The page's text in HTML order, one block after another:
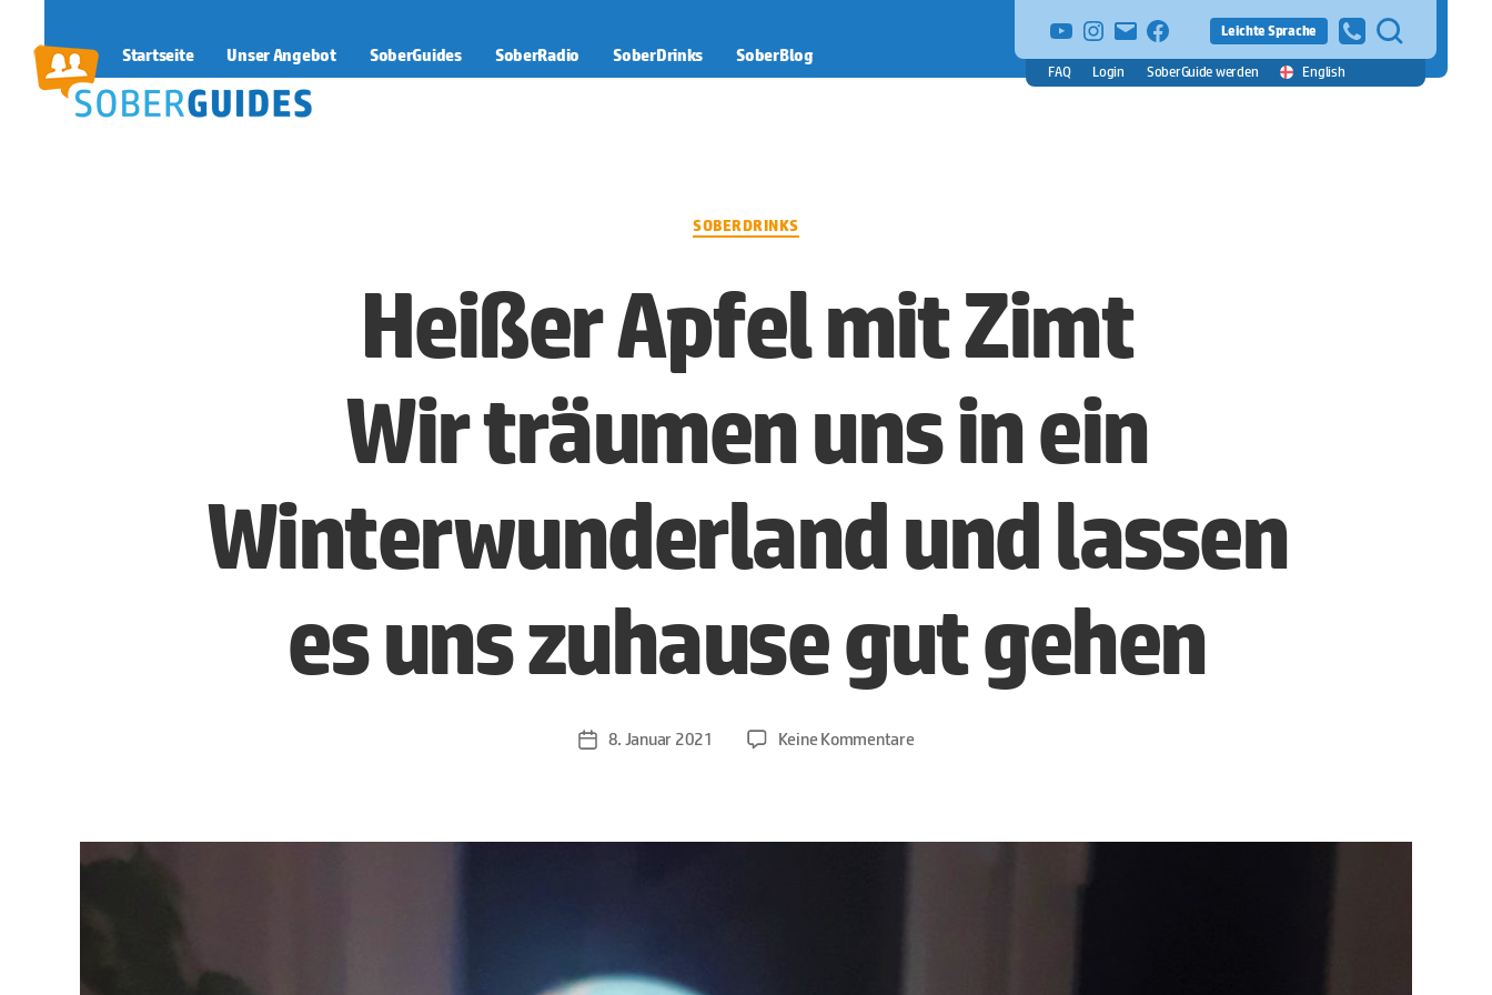
Startseite Unser Angebot SoberGuides SoberRadio SoberDrinks SoberBlog
YouTubeInstagram
E-
Mail
facebook Leichte Sprache
FAQ Login SoberGuide werden English
Kategorien
SOBERDRINKS
Heißer Apfel mit Zimt
Wir träumen uns in ein
Winterwunderland und lassen
es uns zuhause gut gehen
Veröffentlichungsdatum
8. Januar 2021 Keine Kommentarezu
Zimt